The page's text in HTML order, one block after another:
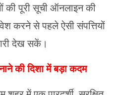
की पूरी सूची ऑनलाइन की
करने से पहले ऐसी संपत्तियों
देख सकें।
की दिशा में बड़ा कदम